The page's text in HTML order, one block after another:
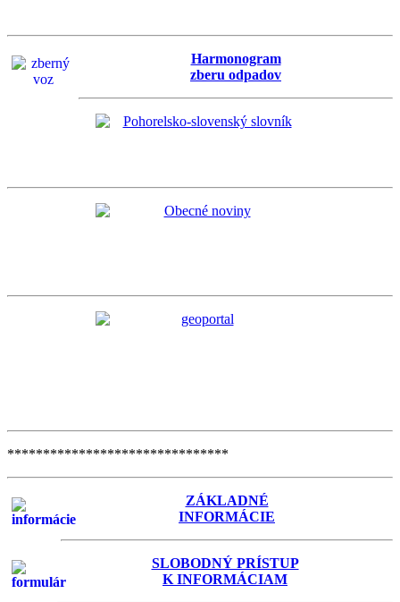
Harmonogram
zberu odpadov
*******************************
ZÁKLADNÉ
INFORMÁCIE
SLOBODNÝ PRÍSTUP
K INFORMÁCIAM